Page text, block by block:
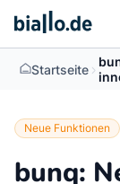
Startseite >
Neue Funktionen
bunq: